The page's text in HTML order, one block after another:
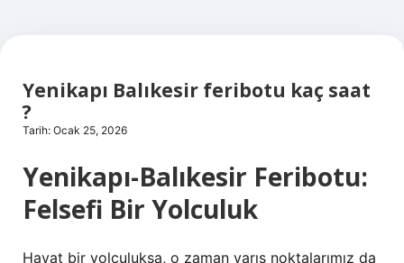
Hakkımızda
Yenikapı Balıkesir feribotu kaç saat
?
Tarih: Ocak 25, 2026
Yenikapı-Balıkesir Feribotu:
Felsefi Bir Yolculuk
Hayat bir yolculuksa, o zaman varış noktalarımız da